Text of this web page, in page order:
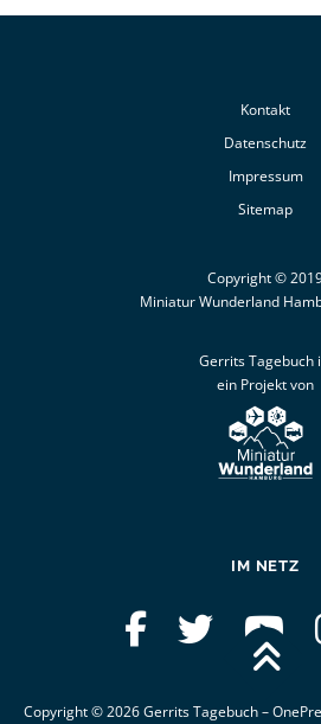
Kontakt
Datenschutz
Impressum
Sitemap
Copyright ©
Miniatur Wunderland
Gerrits Tagebuch
ein Projekt von
IM NETZ
Copyright © 2026 Gerrits Tagebuch–